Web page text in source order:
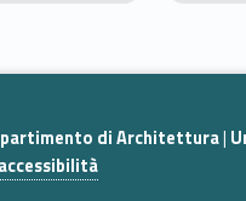
di Architettura|